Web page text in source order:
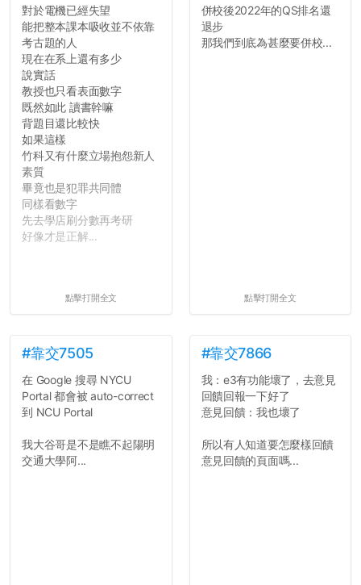
對於電機已經失望
能把整本課本吸收並不依靠
考古題的人
現在在系上還有多少
說實話
教授也只看表面數字
既然如此 讀書幹嘛
背題目還比較快
如果這樣
竹科又有什麼立場抱怨新人
素質
畢竟也是犯罪共同體
同樣看數字
先去學店刷分數再考研
好像才是正解...
點擊打開全文
併校後2022年的QS排名還
退步
那我們到底為甚麼要併校...
點擊打開全文
#靠交7505
在 Google 搜尋 NYCU
Portal 都會被 auto-correct
到 NCU Portal
我大谷哥是不是瞧不起陽明
交通大學阿...
#靠交7866
我：e3有功能壞了，去意見
回饋回報一下好了
意見回饋：我也壞了
所以有人知道要怎麼樣回饋
意見回饋的頁面嗎...